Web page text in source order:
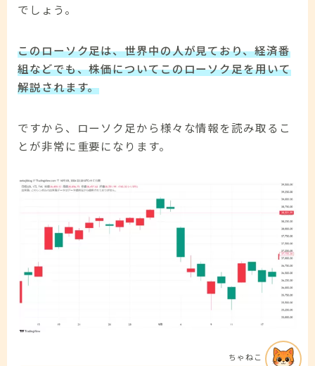
でしょう。
このローソク足は、世界中の人が見ており、経済番
組などでも、株価についてこのローソク足を用いて
解説されます。
ですから、ローソク足から様々な情報を読み取るこ
とが非常に重要になります。
ちゃねこ